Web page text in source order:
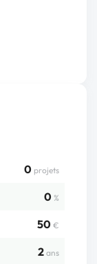
0 projets
0 %
50 €
2 ans